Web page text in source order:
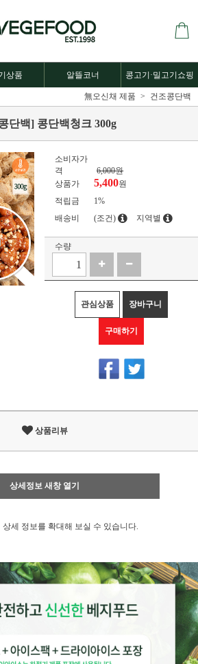
상품 알뜰코너 콩고기·밀고기쇼핑
無오신채 제품 건조콩단백
단백] 콩단백청크 300g
소비자가
격
6,000원
상품가
5,400원
적립금
1%
배송비
(조건) 지역별
수량
관심상품 장바구니
구매하기
상품리뷰
상세정보 새창 열기
상세 정보를 확대해 보실 수 있습니다.